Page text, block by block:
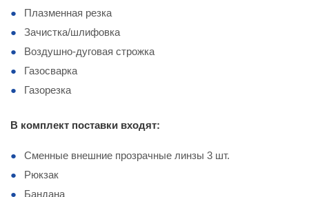
Плазменная резка
Зачистка/шлифовка
Воздушно-дуговая строжка
Газосварка
Газорезка
В комплект поставки входят:
Сменные внешние прозрачные линзы 3 шт.
Рюкзак
Бандана